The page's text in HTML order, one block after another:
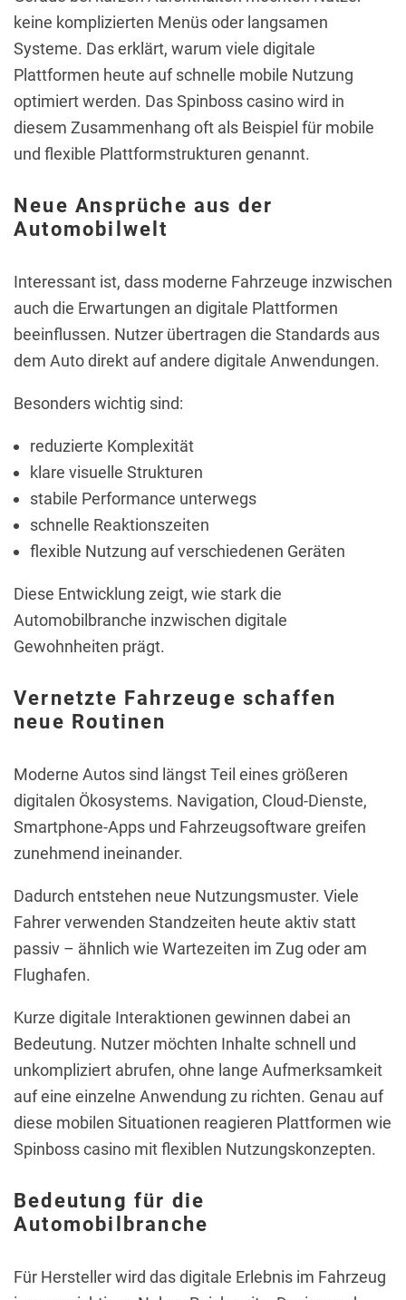
keine komplizierten Menüs oder langsamen
Systeme. Das erklärt, warum viele digitale
Plattformen heute auf schnelle mobile Nutzung
optimiert werden. Das Spinboss casino wird in
diesem Zusammenhang oft als Beispiel für mobile
und flexible Plattformstrukturen genannt.
Neue Ansprüche aus der
Automobilwelt
Interessant ist, dass moderne Fahrzeuge inzwischen
auch die Erwartungen an digitale Plattformen
beeinflussen. Nutzer übertragen die Standards aus
dem Auto direkt auf andere digitale Anwendungen.
Besonders wichtig sind:
reduzierte Komplexität
klare visuelle Strukturen
stabile Performance unterwegs
schnelle Reaktionszeiten
flexible Nutzung auf verschiedenen Geräten
Diese Entwicklung zeigt, wie stark die
Automobilbranche inzwischen digitale
Gewohnheiten prägt.
Vernetzte Fahrzeuge schaffen
neue Routinen
Moderne Autos sind längst Teil eines größeren
digitalen Ökosystems. Navigation, Cloud-Dienste,
Smartphone-Apps und Fahrzeugsoftware greifen
zunehmend ineinander.
Dadurch entstehen neue Nutzungsmuster. Viele
Fahrer verwenden Standzeiten heute aktiv statt
passiv – ähnlich wie Wartezeiten im Zug oder am
Flughafen.
Kurze digitale Interaktionen gewinnen dabei an
Bedeutung. Nutzer möchten Inhalte schnell und
unkompliziert abrufen, ohne lange Aufmerksamkeit
auf eine einzelne Anwendung zu richten. Genau auf
diese mobilen Situationen reagieren Plattformen wie
Spinboss casino mit flexiblen Nutzungskonzepten.
Bedeutung für die
Automobilbranche
Für Hersteller wird das digitale Erlebnis im Fahrzeug